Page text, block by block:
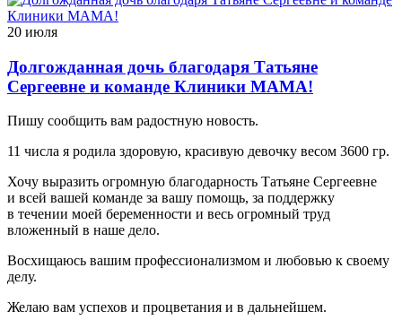
20 июля
Долгожданная дочь благодаря Татьяне
Сергеевне и команде Клиники МАМА!
Пишу сообщить вам радостную новость.
11 числа я родила здоровую, красивую девочку весом 3600 гр.
Хочу выразить огромную благодарность Татьяне Сергеевне
и всей вашей команде за вашу помощь, за поддержку
в течении моей беременности и весь огромный труд
вложенный в наше дело.
Восхищаюсь вашим профессионализмом и любовью к своему
делу.
Желаю вам успехов и процветания и в дальнейшем.